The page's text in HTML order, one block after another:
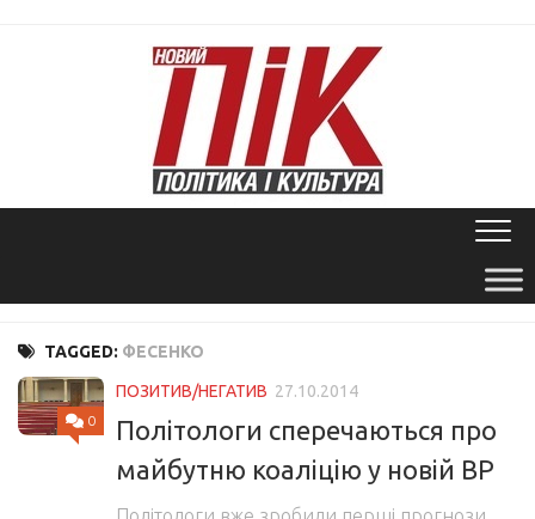
TAGGED: ФЕСЕНКО
0
ПОЗИТИВ/НЕГАТИВ 27.10.2014
Політологи сперечаються про
майбутню коаліцію у новій ВР